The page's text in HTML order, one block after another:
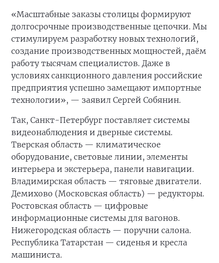
«Масштабные заказы столицы формируют
долгосрочные производственные цепочки. Мы
стимулируем разработку новых технологий,
создание производственных мощностей, даём
работу тысячам специалистов. Даже в
условиях санкционного давления российские
предприятия успешно замещают импортные
технологии», — заявил Сергей Собянин.
Так, Санкт-Петербург поставляет системы
видеонаблюдения и дверные системы.
Тверская область — климатическое
оборудование, световые линии, элементы
интерьера и экстерьера, панели навигации.
Владимирская область — тяговые двигатели.
Демихово (Московская область) — редукторы.
Ростовская область — цифровые
информационные системы для вагонов.
Нижегородская область — поручни салона.
Республика Татарстан — сиденья и кресла
машиниста.